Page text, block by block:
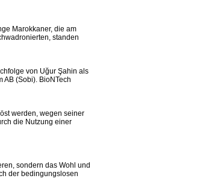
Marokkaner, die am
standen
von Uğur Şahin als
AB (Sobi). BioNTech
werden, wegen seiner
die Nutzung einer
sondern das Wohl und
der bedingungslosen